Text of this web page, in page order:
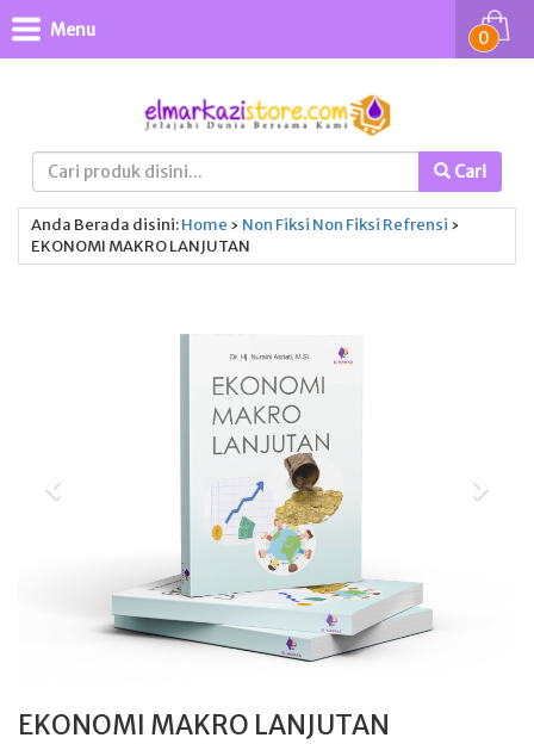
Cari
0
Menu
Anda Berada disini:Home › Non Fiksi Non Fiksi Refrensi ›
EKONOMI MAKRO LANJUTAN
EKONOMI MAKRO LANJUTAN